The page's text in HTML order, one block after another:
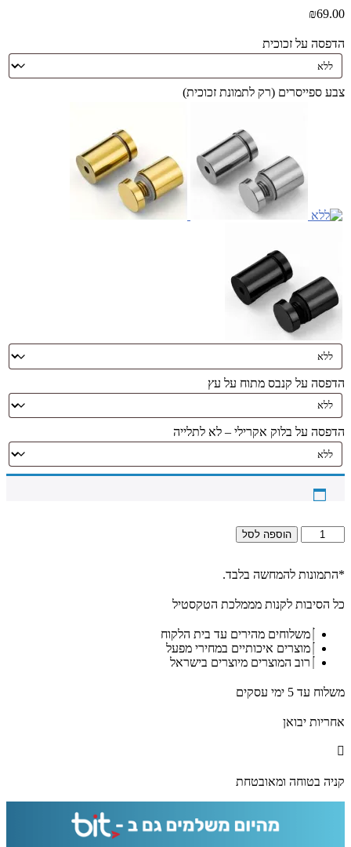
₪69.00
הדפסה על זכוכית
צבע ספייסרים (רק לתמונת זכוכית)
הדפסה על קנבס מתוח על עץ
הדפסה על בלוק אקרילי – לא לתלייה
כמות
של
-
מעוצבת
תוקד
המשיח
הוספה לסל
*התמונות להמחשה בלבד.
כל הסיבות לקנות מממלכת הטקסטיל
משלוחים מהירים עד בית הלקוח
מוצרים איכותיים במחירי מפעל
רוב המוצרים מיוצרים בישראל
משלוח עד 5 ימי עסקים
אחריות יבואן
קניה בטוחה ומאובטחת